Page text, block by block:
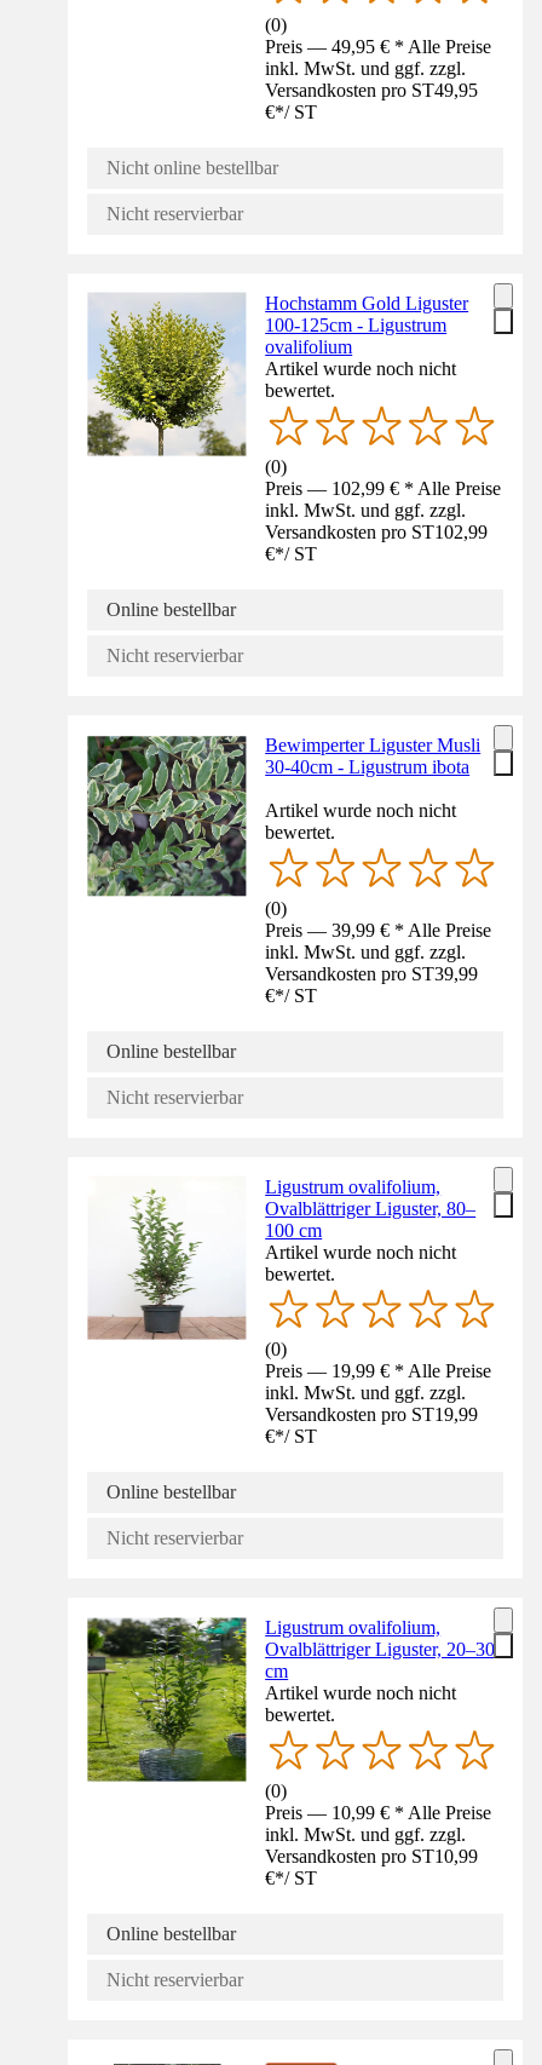
(0)
Preis — 49,95 € * Alle Preise
inkl. MwSt. und ggf. zzgl.
Versandkosten pro ST49,95
€*/ ST
Nicht online bestellbar
Nicht reservierbar
Hochstamm Gold Liguster
100-125cm - Ligustrum
ovalifolium
Artikel wurde noch nicht
bewertet.
(0)
Preis — 102,99 € * Alle Preise
inkl. MwSt. und ggf. zzgl.
Versandkosten pro ST102,99
€*/ ST
Online bestellbar
Nicht reservierbar
Bewimperter Liguster Musli
30-40cm - Ligustrum ibota
Artikel wurde noch nicht
bewertet.
(0)
Preis — 39,99 € * Alle Preise
inkl. MwSt. und ggf. zzgl.
Versandkosten pro ST39,99
€*/ ST
Online bestellbar
Nicht reservierbar
Ligustrum ovalifolium,
Ovalblättriger Liguster, 80–
100 cm
Artikel wurde noch nicht
bewertet.
(0)
Preis — 19,99 € * Alle Preise
inkl. MwSt. und ggf. zzgl.
Versandkosten pro ST19,99
€*/ ST
Online bestellbar
Nicht reservierbar
Ligustrum ovalifolium,
Ovalblättriger Liguster, 20–30
cm
Artikel wurde noch nicht
bewertet.
(0)
Preis — 10,99 € * Alle Preise
inkl. MwSt. und ggf. zzgl.
Versandkosten pro ST10,99
€*/ ST
Online bestellbar
Nicht reservierbar